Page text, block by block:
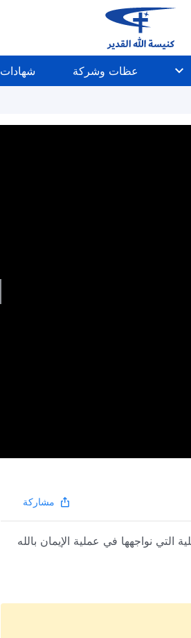
عظات وشركة شهادات
مشاركة
التي نواجهها في عملية الإيمان بالله